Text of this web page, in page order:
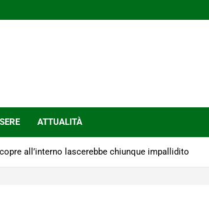
ATTUALITÀ
all’interno lascerebbe chiunque impallidito